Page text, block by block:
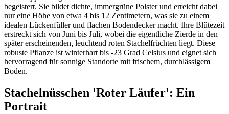
begeistert. Sie bildet dichte, immergrüne Polster und erreicht dabei
nur eine Höhe von etwa 4 bis 12 Zentimetern, was sie zu einem
idealen Lückenfüller und flachen Bodendecker macht. Ihre Blütezeit
erstreckt sich von Juni bis Juli, wobei die eigentliche Zierde in den
später erscheinenden, leuchtend roten Stachelfrüchten liegt. Diese
robuste Pflanze ist winterhart bis -23 Grad Celsius und eignet sich
hervorragend für sonnige Standorte mit frischem, durchlässigem
Boden.
Stachelnüsschen 'Roter Läufer': Ein
Portrait